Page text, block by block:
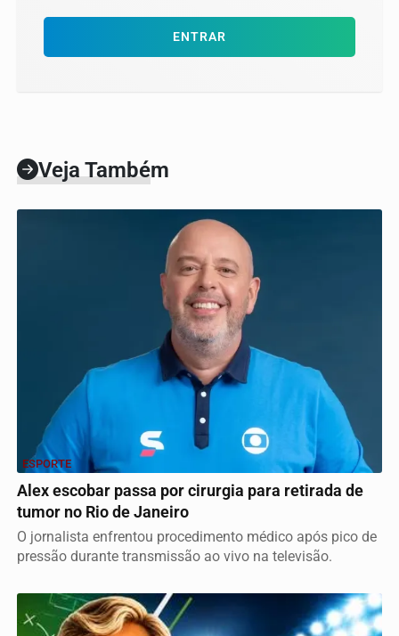
ENTRAR
Veja Também
ESPORTE
Alex escobar passa por cirurgia para retirada de
tumor no Rio de Janeiro
O jornalista enfrentou procedimento médico após pico de
pressão durante transmissão ao vivo na televisão.